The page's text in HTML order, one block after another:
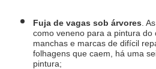
Fuja de vagas sob árvores .
como veneno para a pintura do
manchas e marcas de difícil
folhagens que caem, há uma
pintura;